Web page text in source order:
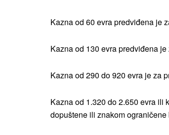
Kazna od 60 evra predviđena je
Kazna od 130 evra predviđena
Kazna od 290 do 920 evra je za
Kazna od 1.320 do 2.650 evra ili
dopuštene ili znakom ograničene